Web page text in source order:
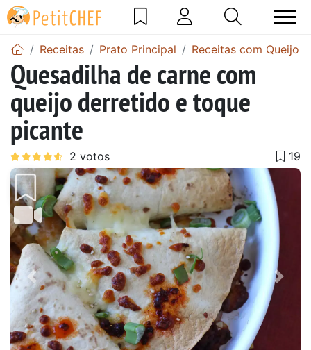
Receitas Prato Principal Receitas com Queijo
Quesadilha de carne com
queijo derretido e toque
picante
Anterior Next